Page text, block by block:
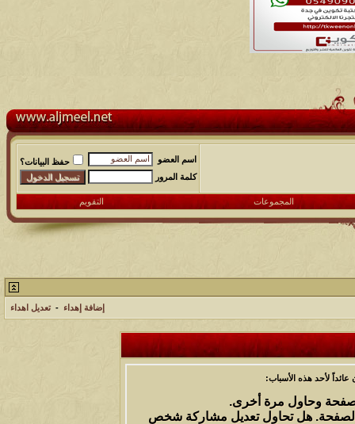
اسم العضو
حفظ البيانات؟
كلمة المرور
المجموعات التقويم
إضافة إهداء - تعديل اهداء
لأحد هذه الأسباب:
وحاول مرة أخرى.
الصفحة. هل تحاول تعديل مشاركة شخص